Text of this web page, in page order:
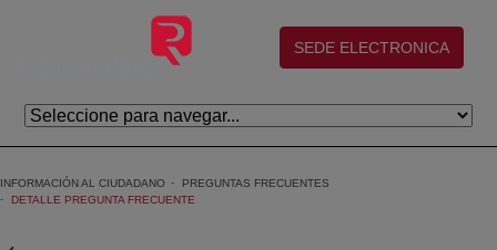
Eduki nagusira joan
(abre en nueva ventana)
SEDE ELECTRONICA
INFORMACIÓN AL CIUDADANO
PREGUNTAS FRECUENTES
DETALLE PREGUNTA FRECUENTE